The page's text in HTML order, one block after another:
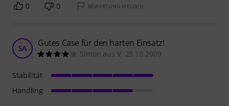
0 0 BEWERTUNG MELDEN
SA Gutes Case für den harten Einsatz!
Simon aus V. 23.10.2009
Stabilität
Handling